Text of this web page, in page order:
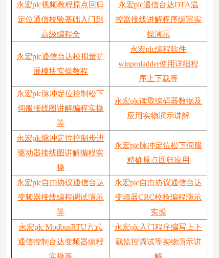
永宏plc视频教程原点回归
定位通信校验基础入门到
高级编程全
永宏plc通信台达DTA温
控器接线讲解程序编写实
操演示
永宏plc通信台达模拟量扩
展模块实操教程
永宏plc编程软件
winproladder使用详细程
序上下载等
永宏plc脉冲定位控制松下
伺服接线图讲解编程实操
等
永宏plc读取编码器数据及
应用实物演示讲解
永宏plc脉冲定位控制步进
驱动器接线图讲解编程实
操
永宏plc脉冲定位松下伺服
精确原点回归应用
永宏plc自由协议通信台达
变频器接线编程调试演示
等
永宏plc自由协议通信台达
变频器CRC校验编程演示
实操
永宏plc ModbusRTU方式
通信控制台达变频器编程
实操等
永宏plc入门程序编写上下
载监控调试等实物演示讲
解